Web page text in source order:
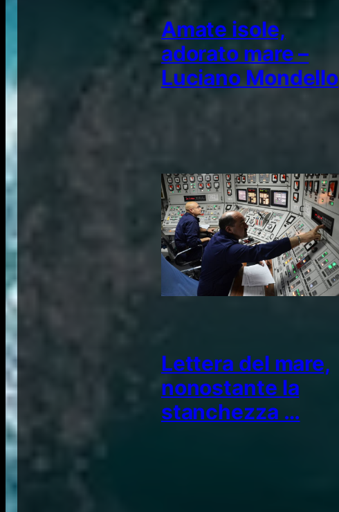
Amate isole,
adorato mare –
Luciano Mondello
Lettera del mare,
nonostante la
stanchezza …